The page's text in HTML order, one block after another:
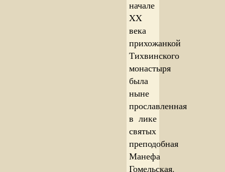
начале
XX
века
прихожанкой
Тихвинского
монастыря
была
ныне
прославленная
в лике
святых
преподобная
Манефа
Гомельская.